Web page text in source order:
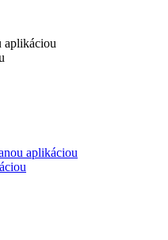
aplikáciou
aplikáciou